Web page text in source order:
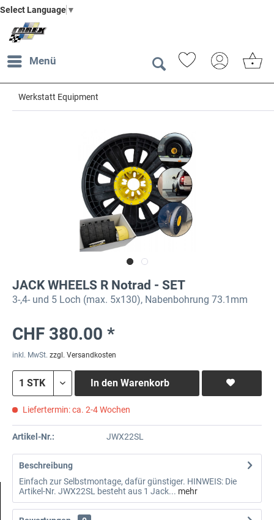
Select Language ▼
Menü
Werkstatt Equipment
JACK WHEELS R Notrad - SET
3-,4- und 5 Loch (max. 5x130), Nabenbohrung 73.1mm
CHF 380.00 *
inkl. MwSt. zzgl. Versandkosten
In den Warenkorb
Liefertermin: ca. 2-4 Wochen
Artikel-Nr.: JWX22SL
Beschreibung
Einfach zur Selbstmontage, dafür günstiger. HINWEIS: Die
Artikel-Nr. JWX22SL besteht aus 1 Jack... mehr